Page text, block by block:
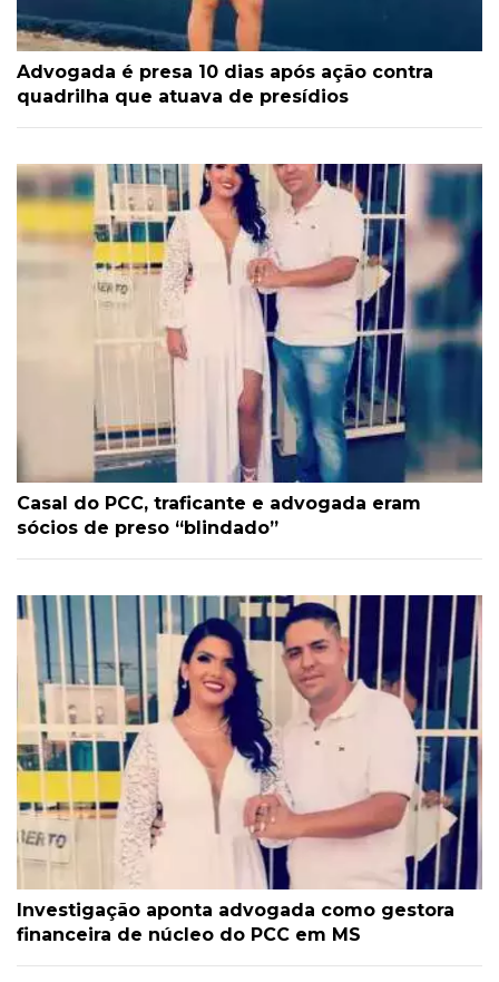
Advogada é presa 10 dias após ação contra
quadrilha que atuava de presídios
Casal do PCC, traficante e advogada eram
sócios de preso “blindado”
Investigação aponta advogada como gestora
financeira de núcleo do PCC em MS